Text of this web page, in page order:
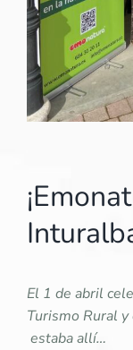
El 1 de abril
Turismo Rural
estaba allí…